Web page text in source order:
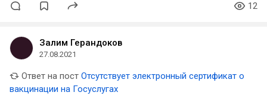
12
Залим Герандоков
27.08.2021
Ответ на пост Отсутствует электронный сертификат о
вакцинации на Госуслугах